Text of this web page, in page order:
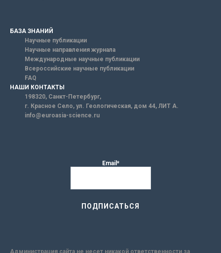
БАЗА ЗНАНИЙ
Научные публикации
Научные направления журнала
Международные научные публикации
Всероссийские научные публикации
FAQ
НАШИ КОНТАКТЫ
198320, Санкт-Петербург,
г. Красное Село, ул. Геологическая, дом 44, ЛИТ А.
info@euroasia-science.ru
Email*
Администрация сайта не несет никакой ответственности за